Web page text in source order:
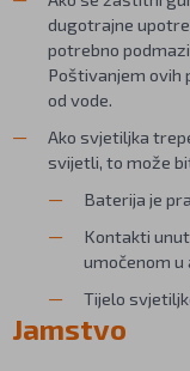
dugotrajne
potrebno
Poštivanjem ovih
od vode.
Ako svjetiljka
svijetli, to može
Baterija je
Kontakti
umočenom u
Tijelo
Jamstvo